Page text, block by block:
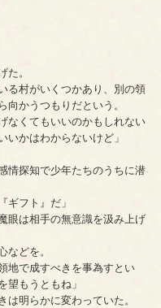
た。
る村がいくつかあり、別の領
向かうつもりだという。
なくてもいいのかもしれない
かはわからないけど」
情探知で少年たちのうちに潜
フト』だ」
眼は相手の無意識を汲み上げ
どを。
地で成すべきを事為すとい
望もうともね」
明らかに変わっていた。